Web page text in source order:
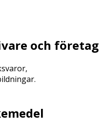
och företag